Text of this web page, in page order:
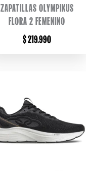
ZAPATILLAS OLYMPIKUS
FLORA 2 FEMENINO
$219.990